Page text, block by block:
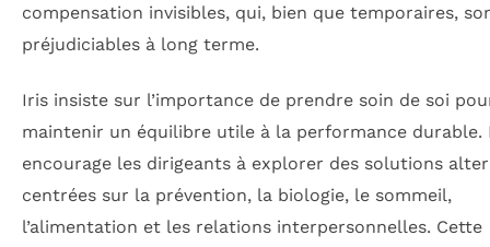
compensation invisibles, qui, bien que temporaires,
préjudiciables à long terme.
Iris insiste sur l’importance de prendre soin de soi
maintenir un équilibre utile à la performance durable.
encourage les dirigeants à explorer des solutions
centrées sur la prévention, la biologie, le sommeil,
l’alimentation et les relations interpersonnelles. Cette